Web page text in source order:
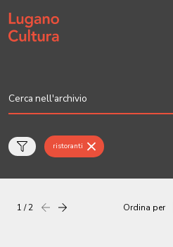
Home page
ristoranti
1 / 2 Precedentesuccessiva Ordina per